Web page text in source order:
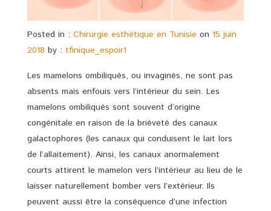
Posted in : Chirurgie esthétique en Tunisie on 15 juin
2018 by : tfinique_espoir1
Les mamelons ombiliqués, ou invaginés, ne sont pas
absents mais enfouis vers l’intérieur du sein. Les
mamelons ombiliqués sont souvent d’origine
congénitale en raison de la brièveté des canaux
galactophores (les canaux qui conduisent le lait lors
de l’allaitement). Ainsi, les canaux anormalement
courts attirent le mamelon vers l’intérieur au lieu de le
laisser naturellement bomber vers l’extérieur. Ils
peuvent aussi être la conséquence d’une infection